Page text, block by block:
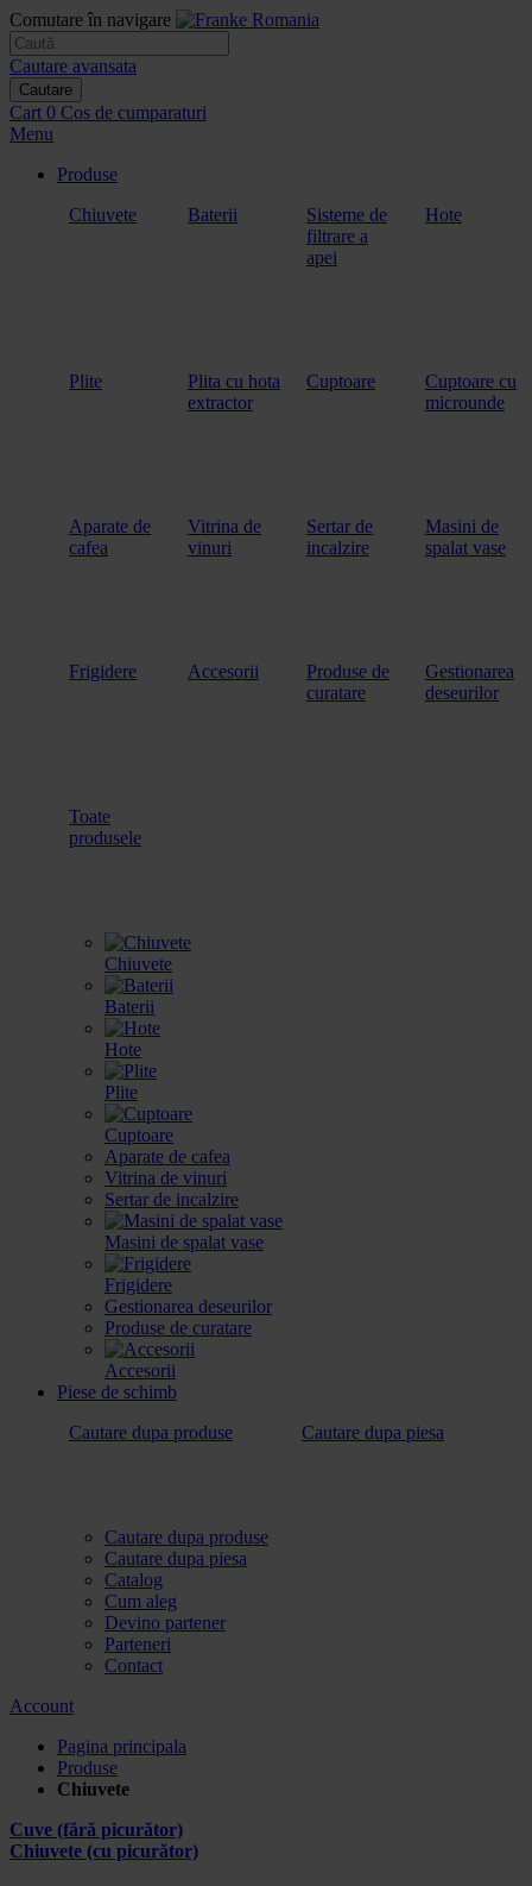
Comutare în navigare
Cautare avansata
Cautare
Cart 0 Cos de cumparaturi
Menu
Produse
Chiuvete
Baterii
Sisteme de
filtrare a
apei
Hote
Plite
Plita cu hota
extractor
Cuptoare
Cuptoare cu
microunde
Aparate de
cafea
Vitrina de
vinuri
Sertar de
incalzire
Masini de
spalat vase
Frigidere Accesorii
Produse de
curatare
Gestionarea
deseurilor
Toate
produsele
Chiuvete
Baterii
Hote
Plite
Cuptoare
Aparate de cafea
Vitrina de vinuri
Sertar de incalzire
Masini de spalat vase
Frigidere
Gestionarea deseurilor
Produse de curatare
Accesorii
Piese de schimb
Cautare dupa produse
Cautare dupa piesa
Cautare dupa produse
Cautare dupa piesa
Catalog
Cum aleg
Devino partener
Parteneri
Contact
Account
Pagina principala
Produse
Chiuvete
Cuve (fără picurător)
Chiuvete (cu picurător)